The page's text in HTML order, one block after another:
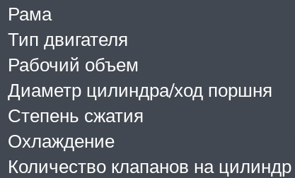
Рама
Тип двигателя
Рабочий объем
Диаметр цилиндра/ход поршня
Степень сжатия
Охлаждение
Количество клапанов на цилиндр